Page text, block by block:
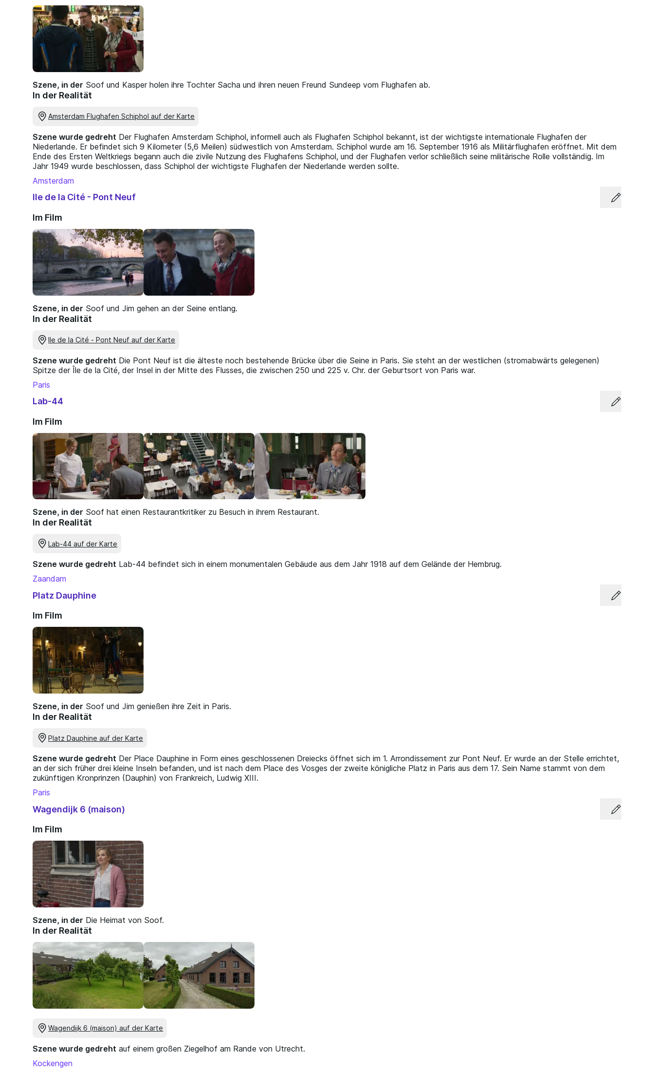
Szene, in der Soof und Kasper holen ihre Tochter Sacha und ihren neuen Freund Sundeep vom Flughafen ab.
In der Realität
Amsterdam Flughafen Schiphol auf der Karte
Szene wurde gedreht Der Flughafen Amsterdam Schiphol, informell auch als Flughafen Schiphol bekannt, ist der wichtigste internationale Flughafen der
Niederlande. Er befindet sich 9 Kilometer (5,6 Meilen) südwestlich von Amsterdam. Schiphol wurde am 16. September 1916 als Militärflughafen eröffnet. Mit dem
Ende des Ersten Weltkriegs begann auch die zivile Nutzung des Flughafens Schiphol, und der Flughafen verlor schließlich seine militärische Rolle vollständig. Im
Jahr 1949 wurde beschlossen, dass Schiphol der wichtigste Flughafen der Niederlande werden sollte.
Amsterdam
Ile de la Cité - Pont Neuf
Im Film
Szene, in der Soof und Jim gehen an der Seine entlang.
In der Realität
Ile de la Cité - Pont Neuf auf der Karte
Szene wurde gedreht Die Pont Neuf ist die älteste noch bestehende Brücke über die Seine in Paris. Sie steht an der westlichen (stromabwärts gelegenen)
Spitze der Île de la Cité, der Insel in der Mitte des Flusses, die zwischen 250 und 225 v. Chr. der Geburtsort von Paris war.
Paris
Lab-44
Im Film
Szene, in der Soof hat einen Restaurantkritiker zu Besuch in ihrem Restaurant.
In der Realität
Lab-44 auf der Karte
Szene wurde gedreht Lab-44 befindet sich in einem monumentalen Gebäude aus dem Jahr 1918 auf dem Gelände der Hembrug.
Zaandam
Platz Dauphine
Im Film
Szene, in der Soof und Jim genießen ihre Zeit in Paris.
In der Realität
Platz Dauphine auf der Karte
Szene wurde gedreht Der Place Dauphine in Form eines geschlossenen Dreiecks öffnet sich im 1. Arrondissement zur Pont Neuf. Er wurde an der Stelle errichtet,
an der sich früher drei kleine Inseln befanden, und ist nach dem Place des Vosges der zweite königliche Platz in Paris aus dem 17. Sein Name stammt von dem
zukünftigen Kronprinzen (Dauphin) von Frankreich, Ludwig XIII.
Paris
Wagendijk 6 (maison)
Im Film
Szene, in der Die Heimat von Soof.
In der Realität
Wagendijk 6 (maison) auf der Karte
Szene wurde gedreht auf einem großen Ziegelhof am Rande von Utrecht.
Kockengen